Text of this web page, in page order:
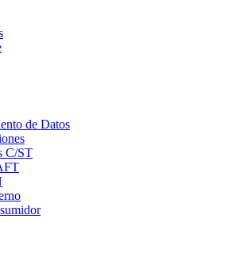
de Datos
in
C/ST
new
window
in
newin
Opens